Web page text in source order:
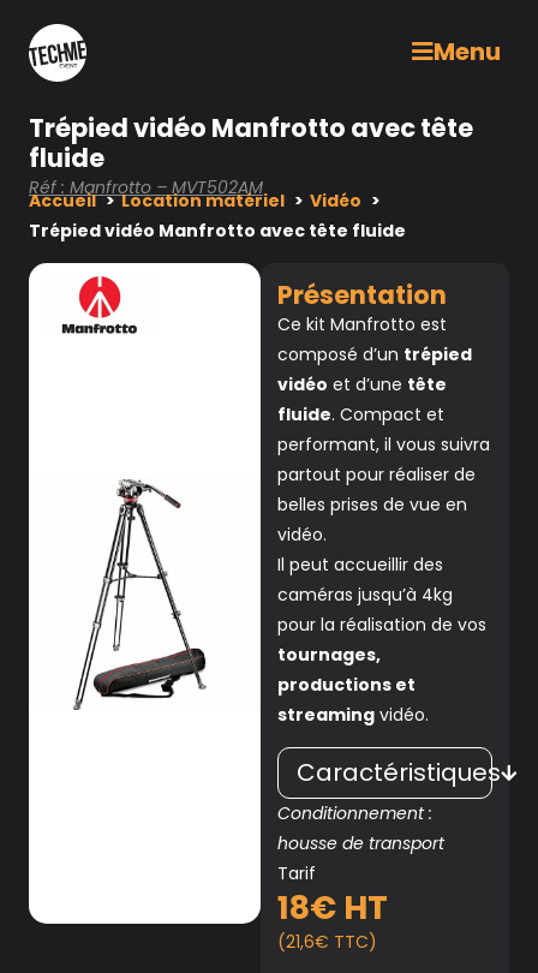
Menu
Trépied vidéo Manfrotto avec tête
fluide
Réf : Manfrotto – MVT502AM
Accueil Location matériel
Vidéo
Trépied vidéo Manfrotto avec tête fluide
Présentation
Ce kit Manfrotto est
composé d’un trépied
vidéo et d’une tête
fluide. Compact et
performant, il vous suivra
partout pour réaliser de
belles prises de vue en
vidéo.
Il peut accueillir des
caméras jusqu’à 4kg
pour la réalisation de vos
tournages,
productions et
streamingvidéo.
Caractéristiques
Conditionnement :
housse de transport
Tarif
18€ HT
(21,6€ TTC)